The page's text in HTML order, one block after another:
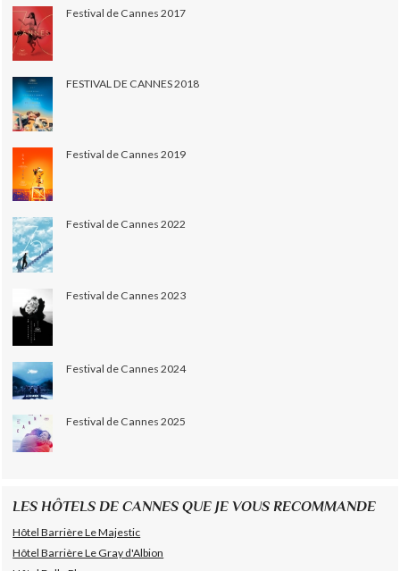
Festival de Cannes 2017
FESTIVAL DE CANNES 2018
Festival de Cannes 2019
Festival de Cannes 2022
Festival de Cannes 2023
Festival de Cannes 2024
Festival de Cannes 2025
LES HÔTELS DE CANNES QUE JE VOUS RECOMMANDE
Hôtel Barrière Le Majestic
Hôtel Barrière Le Gray d'Albion